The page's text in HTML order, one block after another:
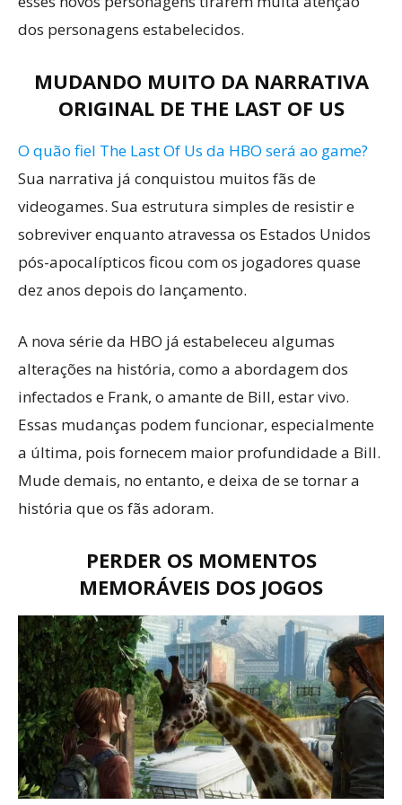
dos personagens estabelecidos.
MUDANDO MUITO DA NARRATIVA
ORIGINAL DE THE LAST OF US
O quão fiel The Last Of Us da HBO será ao game?
Sua narrativa já conquistou muitos fãs de
videogames. Sua estrutura simples de resistir e
sobreviver enquanto atravessa os Estados Unidos
pós-apocalípticos ficou com os jogadores quase
dez anos depois do lançamento.
A nova série da HBO já estabeleceu algumas
alterações na história, como a abordagem dos
infectados e Frank, o amante de Bill, estar vivo.
Essas mudanças podem funcionar, especialmente
a última, pois fornecem maior profundidade a Bill.
Mude demais, no entanto, e deixa de se tornar a
história que os fãs adoram.
PERDER OS MOMENTOS
MEMORÁVEIS DOS JOGOS